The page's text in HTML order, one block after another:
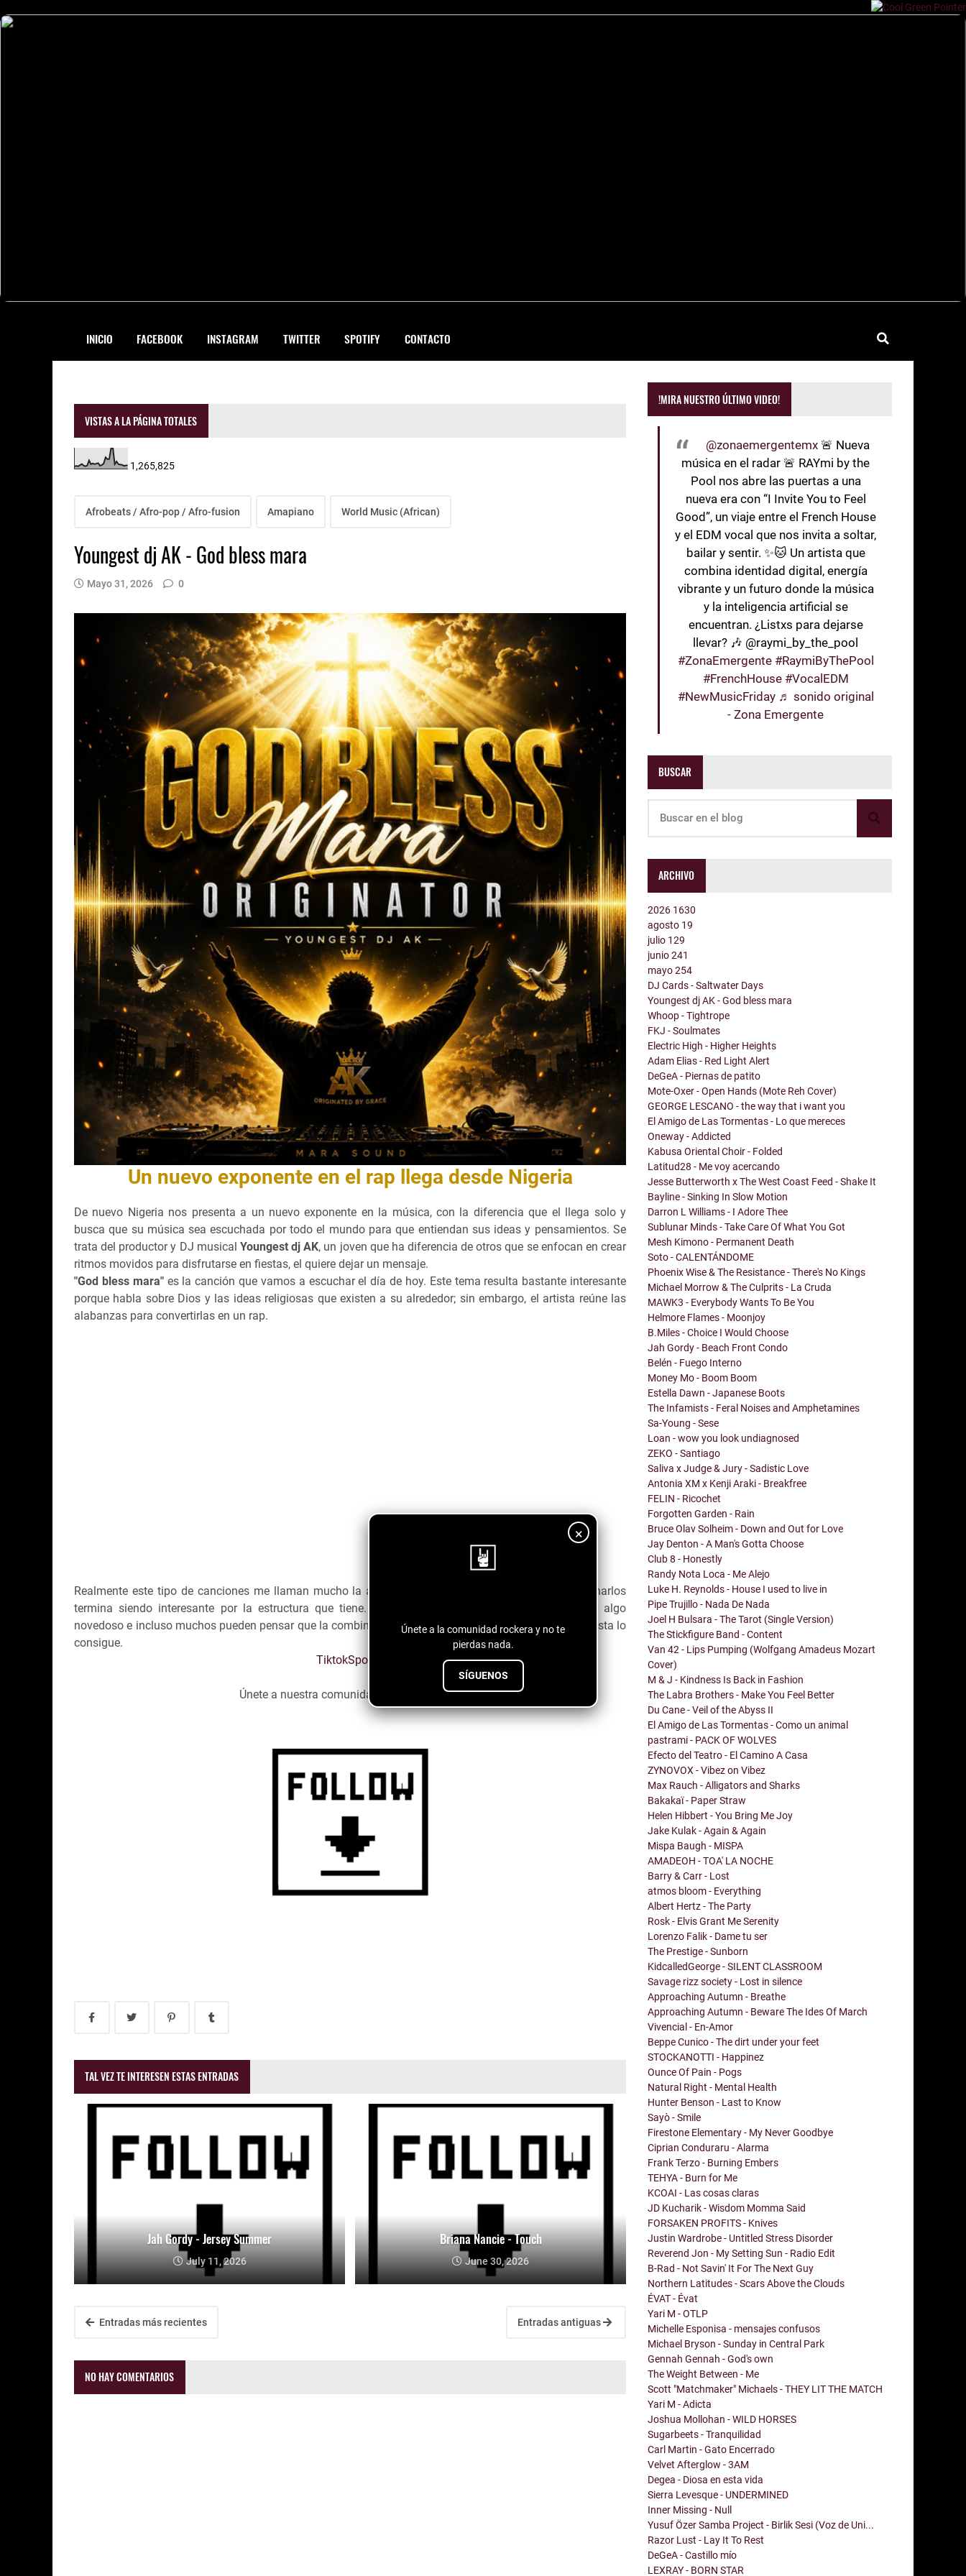
INICIO FACEBOOK INSTAGRAM TWITTER SPOTIFY CONTACTO
×
Únete a la comunidad rockera y no te
pierdas nada.
SÍGUENOS
VISTAS A LA PÁGINA TOTALES
1,265,825
Afrobeats / Afro-pop / Afro-fusion Amapiano World Music (African)
Youngest dj AK - God bless mara
Mayo 31, 2026 0
Un nuevo exponente en el rap llega desde Nigeria
De nuevo Nigeria nos presenta a un nuevo exponente en la música, con la diferencia que el llega solo y
busca que su música sea escuchada por todo el mundo para que entiendan sus ideas y pensamientos. Se
trata del productor y DJ musical Youngest dj AK, un joven que ha diferencia de otros que se enfocan en crear
ritmos movidos para disfrutarse en fiestas, el quiere dejar un mensaje.
"God bless mara" es la canción que vamos a escuchar el día de hoy. Este tema resulta bastante interesante
porque habla sobre Dios y las ideas religiosas que existen a su alrededor; sin embargo, el artista reúne las
alabanzas para convertirlas en un rap.
Realmente este tipo de canciones me llaman mucho la atención, aunque no acostumbraba a escucharlos
termina siendo interesante por la estructura que tiene. Sale de lo ordinario y lo normal para ser algo
novedoso e incluso muchos pueden pensar que la combinación entre ambos puede ser extraño y el artista lo
consigue.
TiktokSpotify
Únete a nuestra comunidad emergente ↓↓↓↓
TAL VEZ TE INTERESEN ESTAS ENTRADAS
Jah Gordy - Jersey Summer
July 11, 2026
Briana Nancie - Touch
June 30, 2026
Entradas más recientes Entradas antiguas
NO HAY COMENTARIOS
!MIRA NUESTRO ÚLTIMO VIDEO!
@zonaemergentemx 🚨 Nueva
música en el radar 🚨 RAYmi by the
Pool nos abre las puertas a una
nueva era con “I Invite You to Feel
Good”, un viaje entre el French House
y el EDM vocal que nos invita a soltar,
bailar y sentir. ✨🐱 Un artista que
combina identidad digital, energía
vibrante y un futuro donde la música
y la inteligencia artificial se
encuentran. ¿Listxs para dejarse
llevar? 🎶 @raymi_by_the_pool
#ZonaEmergente #RaymiByThePool
#FrenchHouse #VocalEDM
#NewMusicFriday ♬ sonido original
- Zona Emergente
BUSCAR
ARCHIVO
2026 1630
agosto 19
julio 129
junio241
mayo254
DJ Cards - Saltwater Days
Youngest dj AK - God bless mara
Whoop - Tightrope
FKJ - Soulmates
Electric High - Higher Heights
Adam Elias - Red Light Alert
DeGeA - Piernas de patito
Mote-Oxer - Open Hands (Mote Reh Cover)
GEORGE LESCANO - the way that i want you
El Amigo de Las Tormentas - Lo que mereces
Oneway - Addicted
Kabusa Oriental Choir - Folded
Latitud28 - Me voy acercando
Jesse Butterworth x The West Coast Feed - Shake It
Bayline - Sinking In Slow Motion
Darron L Williams - I Adore Thee
Sublunar Minds - Take Care Of What You Got
Mesh Kimono - Permanent Death
Soto - CALENTÁNDOME
Phoenix Wise & The Resistance - There's No Kings
Michael Morrow & The Culprits - La Cruda
MAWK3 - Everybody Wants To Be You
Helmore Flames - Moonjoy
B.Miles - Choice I Would Choose
Jah Gordy - Beach Front Condo
Belén - Fuego Interno
Money Mo - Boom Boom
Estella Dawn - Japanese Boots
The Infamists - Feral Noises and Amphetamines
Sa-Young - Sese
Loan - wow you look undiagnosed
ZEKO - Santiago
Saliva x Judge & Jury - Sadistic Love
Antonia XM x Kenji Araki - Breakfree
FELIN - Ricochet
Forgotten Garden - Rain
Bruce Olav Solheim - Down and Out for Love
Jay Denton - A Man's Gotta Choose
Club 8 - Honestly
Randy Nota Loca - Me Alejo
Luke H. Reynolds - House I used to live in
Pipe Trujillo - Nada De Nada
Joel H Bulsara - The Tarot (Single Version)
The Stickfigure Band - Content
Van 42 - Lips Pumping (Wolfgang Amadeus Mozart
Cover)
M & J - Kindness Is Back in Fashion
The Labra Brothers - Make You Feel Better
Du Cane - Veil of the Abyss II
El Amigo de Las Tormentas - Como un animal
pastrami - PACK OF WOLVES
Efecto del Teatro - El Camino A Casa
ZYNOVOX - Vibez on Vibez
Max Rauch - Alligators and Sharks
Bakakaï - Paper Straw
Helen Hibbert - You Bring Me Joy
Jake Kulak - Again & Again
Mispa Baugh - MISPA
AMADEOH - TOA' LA NOCHE
Barry & Carr - Lost
atmos bloom - Everything
Albert Hertz - The Party
Rosk - Elvis Grant Me Serenity
Lorenzo Falik - Dame tu ser
The Prestige - Sunborn
KidcalledGeorge - SILENT CLASSROOM
Savage rizz society - Lost in silence
Approaching Autumn - Breathe
Approaching Autumn - Beware The Ides Of March
Vivencial - En-Amor
Beppe Cunico - The dirt under your feet
STOCKANOTTI - Happinez
Ounce Of Pain - Pogs
Natural Right - Mental Health
Hunter Benson - Last to Know
Sayò - Smile
Firestone Elementary - My Never Goodbye
Ciprian Conduraru - Alarma
Frank Terzo - Burning Embers
TEHYA - Burn for Me
KCOAI - Las cosas claras
JD Kucharik - Wisdom Momma Said
FORSAKEN PROFITS - Knives
Justin Wardrobe - Untitled Stress Disorder
Reverend Jon - My Setting Sun - Radio Edit
B-Rad - Not Savin' It For The Next Guy
Northern Latitudes - Scars Above the Clouds
ÉVAT - Évat
Yari M - OTLP
Michelle Esponisa - mensajes confusos
Michael Bryson - Sunday in Central Park
Gennah Gennah - God's own
The Weight Between - Me
Scott "Matchmaker" Michaels - THEY LIT THE MATCH
Yari M - Adicta
Joshua Mollohan - WILD HORSES
Sugarbeets - Tranquilidad
Carl Martin - Gato Encerrado
Velvet Afterglow - 3AM
Degea - Diosa en esta vida
Sierra Levesque - UNDERMINED
Inner Missing - Null
Yusuf Özer Samba Project - Birlik Sesi (Voz de Uni...
Razor Lust - Lay It To Rest
DeGeA - Castillo mío
LEXRAY - BORN STAR